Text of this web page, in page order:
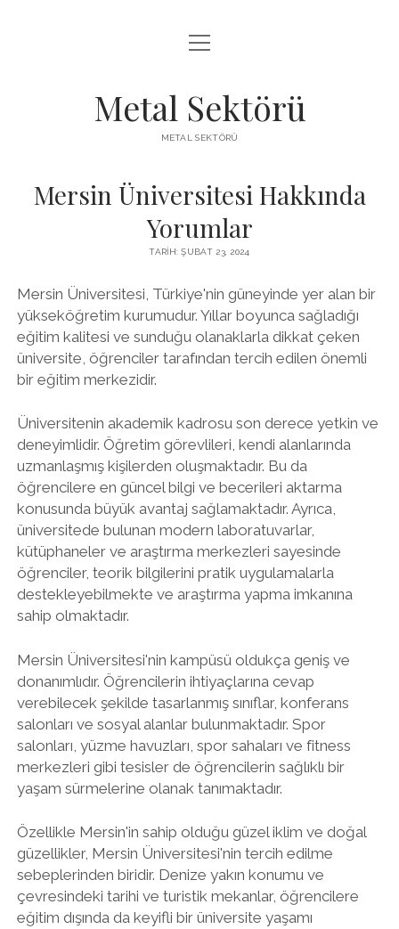
LISTE
SPOTIFY TAKIPÇI KAZANMA
menüyü
aç
Metal Sektörü
METAL SEKTÖRÜ
Mersin Üniversitesi Hakkında
Yorumlar
TARIH: ŞUBAT 23, 2024
Mersin Üniversitesi, Türkiye'nin güneyinde yer alan bir
yükseköğretim kurumudur. Yıllar boyunca sağladığı
eğitim kalitesi ve sunduğu olanaklarla dikkat çeken
üniversite, öğrenciler tarafından tercih edilen önemli
bir eğitim merkezidir.
Üniversitenin akademik kadrosu son derece yetkin ve
deneyimlidir. Öğretim görevlileri, kendi alanlarında
uzmanlaşmış kişilerden oluşmaktadır. Bu da
öğrencilere en güncel bilgi ve becerileri aktarma
konusunda büyük avantaj sağlamaktadır. Ayrıca,
üniversitede bulunan modern laboratuvarlar,
kütüphaneler ve araştırma merkezleri sayesinde
öğrenciler, teorik bilgilerini pratik uygulamalarla
destekleyebilmekte ve araştırma yapma imkanına
sahip olmaktadır.
Mersin Üniversitesi'nin kampüsü oldukça geniş ve
donanımlıdır. Öğrencilerin ihtiyaçlarına cevap
verebilecek şekilde tasarlanmış sınıflar, konferans
salonları ve sosyal alanlar bulunmaktadır. Spor
salonları, yüzme havuzları, spor sahaları ve fitness
merkezleri gibi tesisler de öğrencilerin sağlıklı bir
yaşam sürmelerine olanak tanımaktadır.
Özellikle Mersin'in sahip olduğu güzel iklim ve doğal
güzellikler, Mersin Üniversitesi'nin tercih edilme
sebeplerinden biridir. Denize yakın konumu ve
çevresindeki tarihi ve turistik mekanlar, öğrencilere
eğitim dışında da keyifli bir üniversite yaşamı